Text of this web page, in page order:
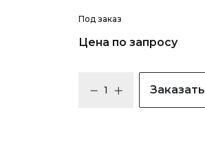
Под заказ
Цена по запросу
Заказать